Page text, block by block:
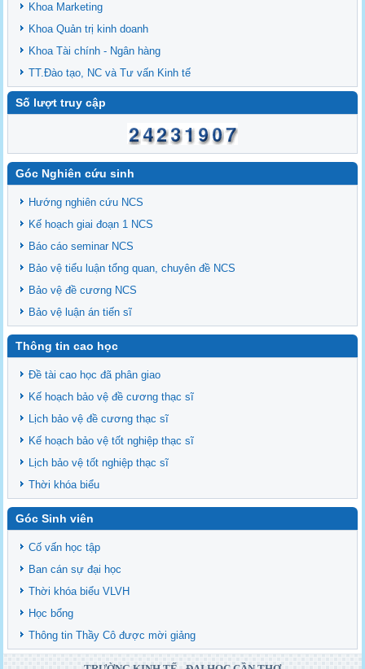
Khoa Marketing
Khoa Quản trị kinh doanh
Khoa Tài chính - Ngân hàng
TT.Đào tạo, NC và Tư vấn Kinh tế
Số lượt truy cập
Góc Nghiên cứu sinh
Hướng nghiên cứu NCS
Kế hoạch giai đoạn 1 NCS
Báo cáo seminar NCS
Bảo vệ tiểu luận tổng quan, chuyên đề NCS
Bảo vệ đề cương NCS
Bảo vệ luận án tiến sĩ
Thông tin cao học
Đề tài cao học đã phân giao
Kế hoạch bảo vệ đề cương thạc sĩ
Lịch bảo vệ đề cương thạc sĩ
Kế hoạch bảo vệ tốt nghiệp thạc sĩ
Lịch bảo vệ tốt nghiệp thạc sĩ
Thời khóa biểu
Góc Sinh viên
Cố vấn học tập
Ban cán sự đại học
Thời khóa biểu VLVH
Học bổng
Thông tin Thầy Cô được mời giảng